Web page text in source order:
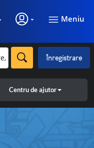
Meniu
Înregistrare
Centru de ajutor